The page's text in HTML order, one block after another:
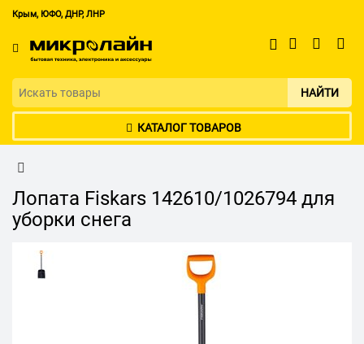
Крым, ЮФО, ДНР, ЛНР
НАЙТИ
КАТАЛОГ ТОВАРОВ
Лопата Fiskars 142610/1026794 для
уборки снега